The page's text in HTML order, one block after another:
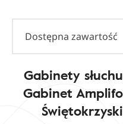
Dostępna zawartość
Gabinety
Gabinet